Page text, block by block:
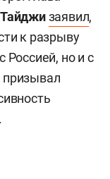
заявил,
к разрыву
Россией, но и с